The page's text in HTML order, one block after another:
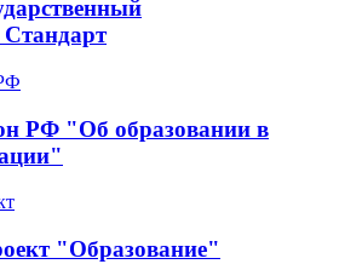
РФ "Об образовании в
"Образование"